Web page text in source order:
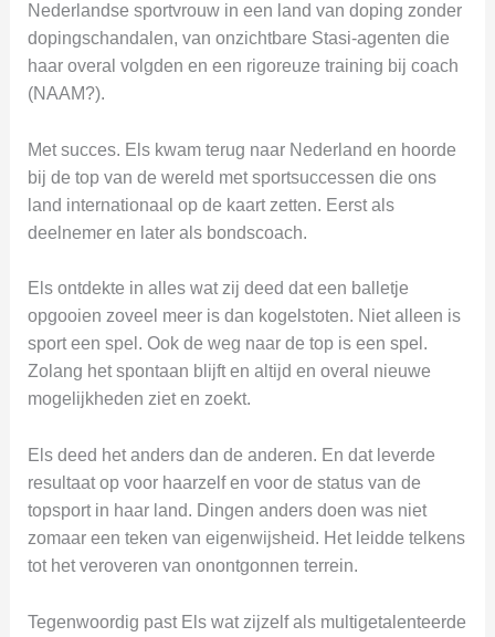
Nederlandse sportvrouw in een land van doping zonder
dopingschandalen, van onzichtbare Stasi-agenten die
haar overal volgden en een rigoreuze training bij coach
(NAAM?).
Met succes. Els kwam terug naar Nederland en hoorde
bij de top van de wereld met sportsuccessen die ons
land internationaal op de kaart zetten. Eerst als
deelnemer en later als bondscoach.
Els ontdekte in alles wat zij deed dat een balletje
opgooien zoveel meer is dan kogelstoten. Niet alleen is
sport een spel. Ook de weg naar de top is een spel.
Zolang het spontaan blijft en altijd en overal nieuwe
mogelijkheden ziet en zoekt.
Els deed het anders dan de anderen. En dat leverde
resultaat op voor haarzelf en voor de status van de
topsport in haar land. Dingen anders doen was niet
zomaar een teken van eigenwijsheid. Het leidde telkens
tot het veroveren van onontgonnen terrein.
Tegenwoordig past Els wat zijzelf als multigetalenteerde